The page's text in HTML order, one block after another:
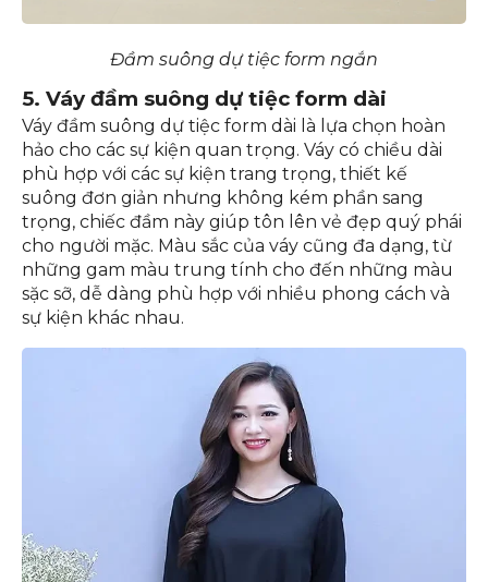
Đầm suông dự tiệc form ngắn
5. Váy đầm suông dự tiệc form dài
Váy đầm suông dự tiệc form dài là lựa chọn hoàn
hảo cho các sự kiện quan trọng. Váy có chiều dài
phù hợp với các sự kiện trang trọng, thiết kế
suông đơn giản nhưng không kém phần sang
trọng, chiếc đầm này giúp tôn lên vẻ đẹp quý phái
cho người mặc. Màu sắc của váy cũng đa dạng, từ
những gam màu trung tính cho đến những màu
sặc sỡ, dễ dàng phù hợp với nhiều phong cách và
sự kiện khác nhau.